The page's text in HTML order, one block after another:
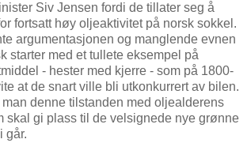
Siv Jensen fordi de tillater seg å
fortsatt høy oljeaktivitet på norsk sokkel.
argumentasjonen og manglende evnen
starter med et tullete eksempel på
- hester med kjerre - som på 1800-
at de snart ville bli utkonkurrert av bilen.
denne tilstanden med oljealderens
skal gi plass til de velsignede nye grønne
går.